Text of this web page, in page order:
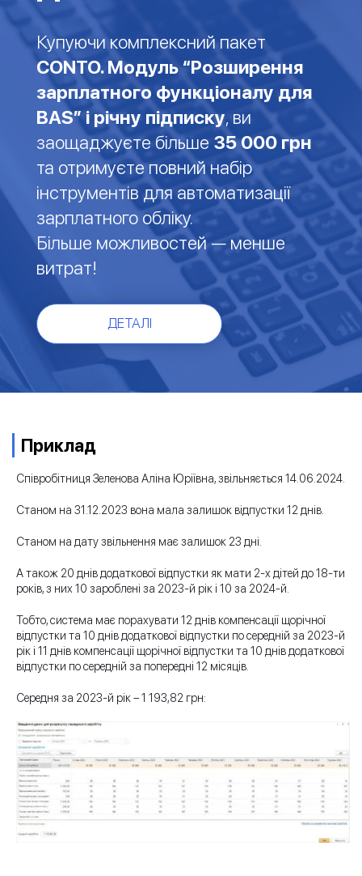
Купуючи комплексний пакет
CONTO. Модуль “Розширення
зарплатного функціоналу для
BAS” і річну підписку, ви
заощаджуєте більше 35 000 грн
та отримуєте повний набір
інструментів для автоматизації
зарплатного обліку.
Більше можливостей — менше
витрат!
ДЕТАЛІ
Приклад
Співробітниця Зеленова Аліна Юріївна, звільняється 14.06.2024.
Станом на 31.12.2023 вона мала залишок відпустки 12 днів.
Станом на дату звільнення має залишок 23 дні.
А також 20 днів додаткової відпустки як мати 2-х дітей до 18-ти
років, з них 10 зароблені за 2023-й рік і 10 за 2024-й.
Тобто, система має порахувати 12 днів компенсації щорічної
відпустки та 10 днів додаткової відпустки по середній за 2023-й
рік і 11 днів компенсації щорічної відпустки та 10 днів додаткової
відпустки по середній за попередні 12 місяців.
Середня за 2023-й рік – 1 193,82 грн: